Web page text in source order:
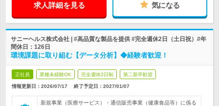
求人詳細を見る 気になる
サニーヘルス株式会社 | #高品質な製品を提供 #完全週休2日（土日祝）#年
間休日：126日
環境課題に取り組む【データ分析】◆経験者歓迎！
正社員 業種未経験OK 完全週休2日制 第二新卒歓迎
情報更新日：2026/07/17 終了予定日： 2027/01/07
新規事業（医療サービス）・通信販売事業（健康食品等）に係る